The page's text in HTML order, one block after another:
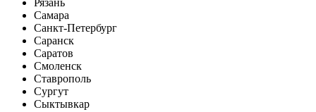
Самара
Санкт-Петербург
Саранск
Саратов
Смоленск
Ставрополь
Сургут
Сыктывкар